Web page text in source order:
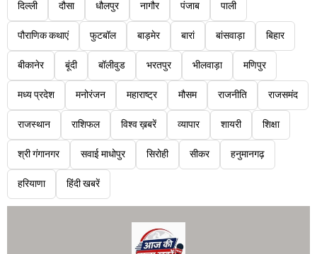
दिल्ली दौसा धौलपुर नागौर पंजाब पाली
पौराणिक कथाएं फुटबॉल बाड़मेर बारां बांसवाड़ा बिहार
बीकानेर बूंदी बॉलीवुड भरतपुर भीलवाड़ा मणिपुर
मध्य प्रदेश मनोरंजन महाराष्ट्र मौसम राजनीति राजसमंद
राजस्थान राशिफल विश्व ख़बरें व्यापार शायरी शिक्षा
श्री गंगानगर सवाई माधोपुर सिरोही सीकर हनुमानगढ़
हरियाणा हिंदी खबरें